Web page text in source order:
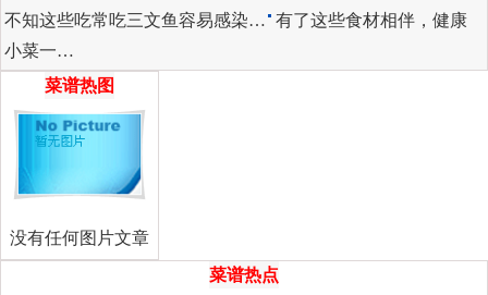
不知这些吃常吃三文鱼容易感染… 有了这些食材相伴，健康
小菜一…
菜谱热图
没有任何图片文章
菜谱热点